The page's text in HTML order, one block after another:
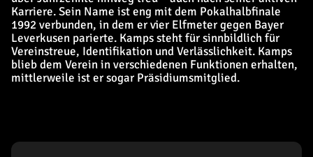
Karriere. Sein Name ist eng mit dem Pokalhalbfinale
1992 verbunden, in dem er vier Elfmeter gegen Bayer
Leverkusen parierte. Kamps steht für sinnbildlich für
Vereinstreue, Identifikation und Verlässlichkeit. Kamps
blieb dem Verein in verschiedenen Funktionen erhalten,
mittlerweile ist er sogar Präsidiumsmitglied.